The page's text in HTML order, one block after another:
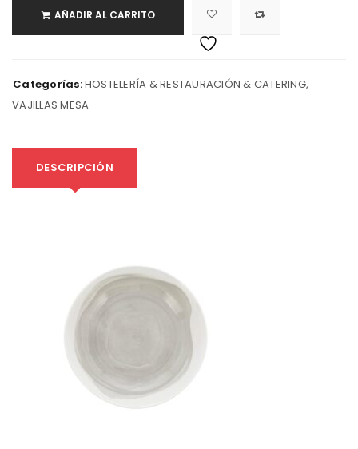
AÑADIR AL CARRITO
Categorías:HOSTELERÍA & RESTAURACIÓN & CATERING,
VAJILLAS MESA
DESCRIPCIÓN